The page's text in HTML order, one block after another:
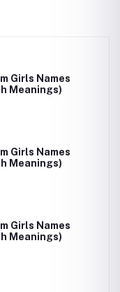
Girls Names
Meanings)
Girls Names
Meanings)
Girls Names
Meanings)